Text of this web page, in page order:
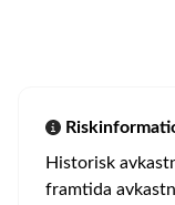
Historisk
framtida